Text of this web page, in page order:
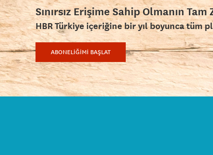
Sınırsız Erişime Sahip Olmanın Tam
HBR Türkiye içeriğine bir yıl boyunca tüm
ABONELİĞİMİ BAŞLAT